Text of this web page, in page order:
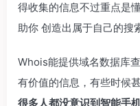
得收集的信息不过重点是
助你 创造出属于自己的搜
Whois能提供域名数据库
有价值的信息，有些时候
很多人都没意识到智能手